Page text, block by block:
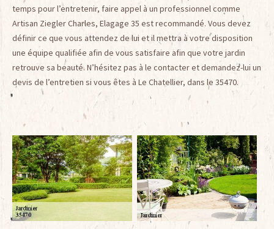
temps pour l’entretenir, faire appel à un professionnel comme
Artisan Ziegler Charles, Elagage 35 est recommandé. Vous devez
définir ce que vous attendez de lui et il mettra à votre disposition
une équipe qualifiée afin de vous satisfaire afin que votre jardin
retrouve sa beauté. N’hésitez pas à le contacter et demandez-lui un
devis de l’entretien si vous êtes à Le Chatellier, dans le 35470.